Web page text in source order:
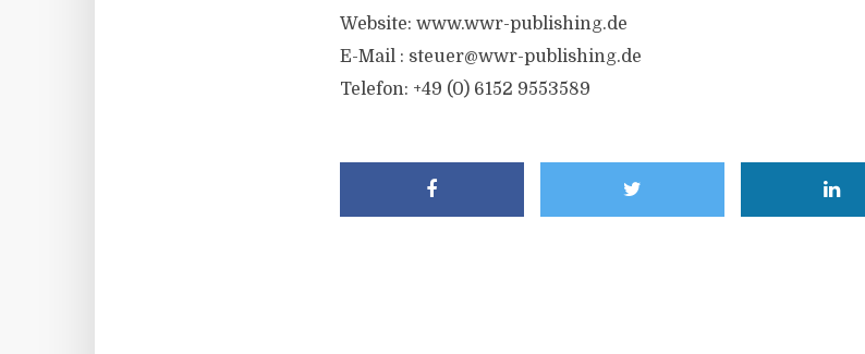
Website: www.wwr-publishing.de
E-Mail : steuer@wwr-publishing.de
Telefon: +49 (0) 6152 9553589